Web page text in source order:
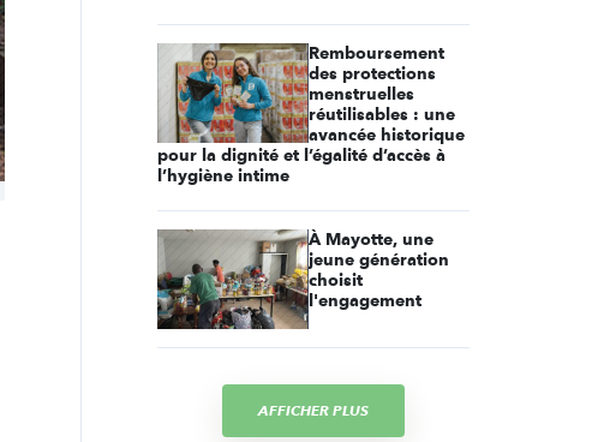
Remboursement
des protections
menstruelles
réutilisables : une
avancée historique
pour la dignité et l’égalité d’accès à
l’hygiène intime
À Mayotte, une
jeune génération
choisit
l'engagement
AFFICHER PLUS